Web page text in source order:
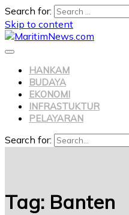
Search for:
Skip to content
HANKAM
BUDAYA
EKONOMI
INFRASTUKTUR
PELAYARAN
Search for:
Tag: Banten